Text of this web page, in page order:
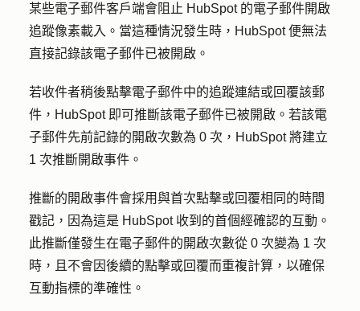
某些電子郵件客戶端會阻止 HubSpot 的電子郵件開啟
追蹤像素載入。當這種情況發生時，HubSpot 便無法
直接記錄該電子郵件已被開啟。
若收件者稍後點擊電子郵件中的追蹤連結或回覆該郵
件，HubSpot 即可推斷該電子郵件已被開啟。若該電
子郵件先前記錄的開啟次數為 0 次，HubSpot 將建立
1 次推斷開啟事件。
推斷的開啟事件會採用與首次點擊或回覆相同的時間
戳記，因為這是 HubSpot 收到的首個經確認的互動。
此推斷僅發生在電子郵件的開啟次數從 0 次變為 1 次
時，且不會因後續的點擊或回覆而重複計算，以確保
互動指標的準確性。